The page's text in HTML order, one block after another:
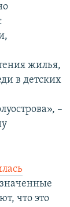
жилья,
в детских
–
что это